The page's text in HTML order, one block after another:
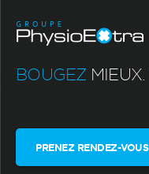
BOUGEZ MIEUX.
PRENEZ RENDEZ-VOUS